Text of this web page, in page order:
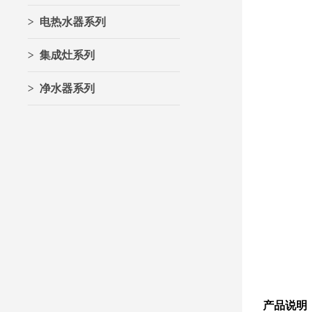
> 电热水器系列
> 集成灶系列
> 净水器系列
产品说明